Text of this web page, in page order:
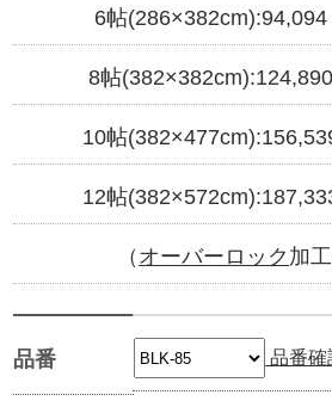
6帖(286×382cm):94,094
8帖(382×382cm):124,890
10帖(382×477cm):
12帖(382×572cm):
（ オーバーロック 加
品番 品番確